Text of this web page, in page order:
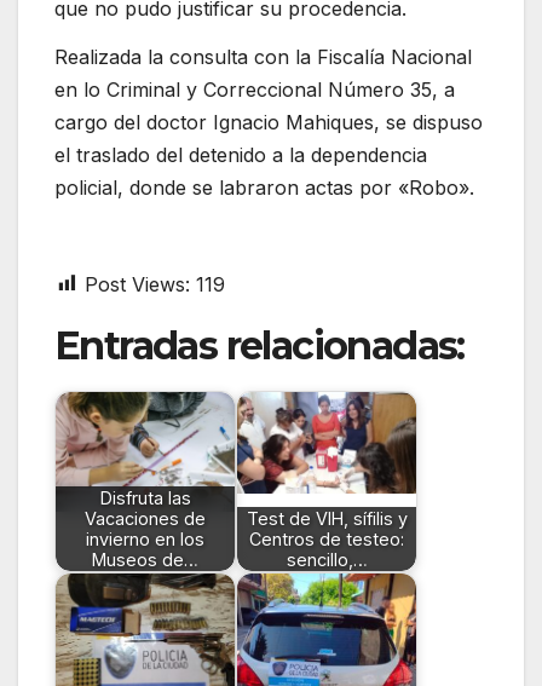
que no pudo justificar su procedencia.
Realizada la consulta con la Fiscalía Nacional
en lo Criminal y Correccional Número 35, a
cargo del doctor Ignacio Mahiques, se dispuso
el traslado del detenido a la dependencia
policial, donde se labraron actas por «Robo».
Post Views: 119
Entradas relacionadas:
Disfruta las
Vacaciones de
invierno en los
Museos de…
Test de VIH, sífilis y
Centros de testeo:
sencillo,…